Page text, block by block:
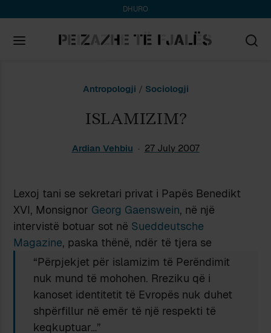
DHURO
Antropologji / Sociologji
ISLAMIZIM?
Ardian Vehbiu 27 July 2007
Lexoj tani se sekretari privat i Papës Benedikt
XVI, Monsignor Georg Gaenswein, në një
intervistë botuar sot në Sueddeutsche
Magazine, paska thënë, ndër të tjera se
“Përpjekjet për islamizim të Perëndimit
nuk mund të mohohen. Rreziku që i
kanoset identitetit të Evropës nuk duhet
shpërfillur në emër të një respekti të
keqkuptuar…”